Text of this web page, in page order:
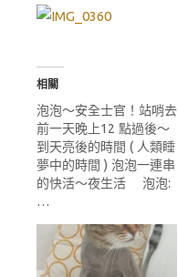
相關
泡泡～安全士官！站哨去
前一天晚上12 點過後～
到天亮後的時間 ( 人類睡
夢中的時間 ) 泡泡一連串
的快活～夜生活 泡泡:
…